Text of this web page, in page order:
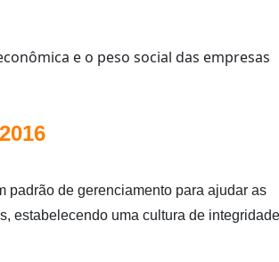
e o peso social das empresas
padrão de gerenciamento para ajudar as
estabelecendo uma cultura de